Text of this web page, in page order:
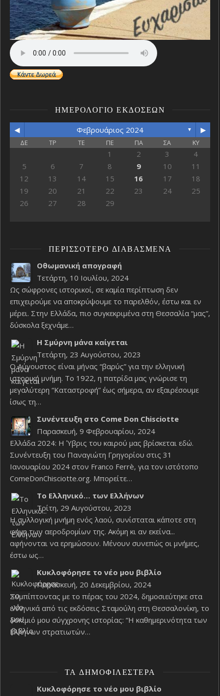
ΗΜΕΡΟΛΌΓΙΟ ΕΚΔΌΣΕΩΝ
◄ Φεβρουάριος 2024 ▼ ►
ΔΕ ΤΡ ΤΕ ΠΕ ΠΑ ΣΑ ΚΥ
1 2 3
4
5
6 7 8 9 10
11
12
13 14 15 16 17
18
19
20 21 22 23 24
25
26
27 28 29
ΠΕΡΙΣΣΌΤΕΡΟ ΔΙΑΒΑΣΜΈΝΑ
Οθωμανική απογραφή
Τετάρτη, 10 Ιουλίου, 2024
Ως σώφρονες ιστορικοί, σε καμία περίπτωση δεν
επιχειρούμε να αποκρύψουμε το παρελθόν, έστω και εν
μέρει. Στην Ελλάδα, πιο συγκεκριμένα στη Θεσσαλία “μας”,
δύσκολα ξεχνάμε…
Η Σμύρνη μάνα καίγεται
Τετάρτη, 23 Αυγούστου, 2023
Ο Αύγουστος είναι μήνας “βαρύς” για την ελληνική
ιστορική μνήμη. Το 1922, η πατρίδα μας γνώρισε τη
μεγαλύτερη “Καταστροφή” έως σήμερα, αν εξαιρέσουμε
ίσως τη…
Συνέντευξη στο Come Don Chisciotte
Παρασκευή, 9 Φεβρουαρίου, 2024
Ελλάδα 2024: Η Ύβρις του καιρού μας βρίσκεται εδώ.
Συνέντευξη του Παναγιώτη Γρηγορίου στις 31
Ιανουαρίου 2024 στον Franco Ferrè, για τον ιστότοπο
ComeDonChisciotte.org. Μπορείτε…
Το Ελληνικό… των Ελλήνων
Τρίτη, 29 Αυγούστου, 2023
Η συλλογική μνήμη ενός λαού, συνίσταται κάποτε στη
φήμη των αεροδρομίων της. Ακόμη κι αν εκείνα...
αφήνονται να ερημώσουν. Μένουν συνεπώς οι μνήμες,
έστω ως…
Κυκλοφόρησε το νέο μου βιβλίο
Παρασκευή, 20 Δεκεμβρίου, 2024
Συμπίπτοντας με το πέρας του 2024, δημοσιεύτηκε στα
ελληνικά από τις εκδόσεις Σταμούλη στη Θεσσαλονίκη, το
δοκίμιό μου σύγχρονης ιστορίας: “Η καθημερινότητα των
Ελλήνων στρατιωτών…
ΤΑ ΔΗΜΟΦΙΛΈΣΤΕΡΑ
Κυκλοφόρησε το νέο μου βιβλίο